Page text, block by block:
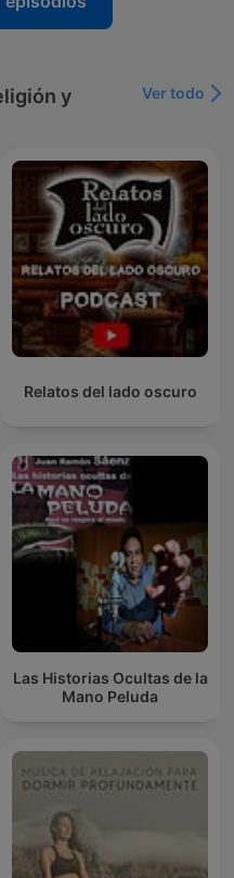
y
Ver todo
Relatos del lado oscuro
Las Historias Ocultas de la
Mano Peluda